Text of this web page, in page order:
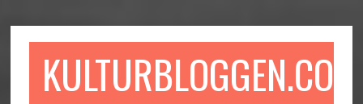
till
till
sidofältet
till
KULTURBLOGGEN.COM